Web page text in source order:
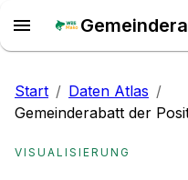
Start / Daten Atlas /
Gemeinderabatt der
VISUALISIERUNG